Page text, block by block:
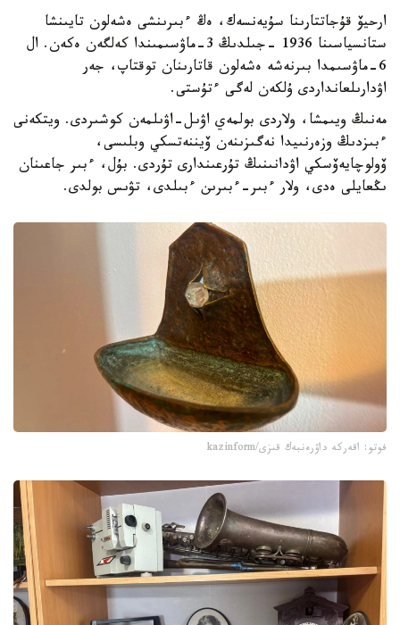
ارحيۆ قۇجاتتارىنا سۇيەنسەك، ەڭ ءبىرىنشى ەشەلون تايىنشا
ستانسياسىنا 1936 -جىلدىڭ 3-ماۋسىمىندا كەلگەن ەكەن. ال
6-ماۋسىمدا بىرنەشە ەشەلون قاتارىنان توقتاپ، جەر
اۋدارىلعانداردى ۇلكەن لەگى ءتۇستى.
مەنىڭ ويىمشا، ولاردى بولمەي اۋىل-اۋىلمەن كوشىردى. ويتكەنى
ءبىزدىڭ وزەرنىيدا نەگىزىنەن ۆيننەتسكي وبلىسى،
ۆولوچايەۆسكي اۋدانىنىڭ تۇرعىندارى تۇردى. بۇل، ءبىر جاعىنان
ىڭعايلى ەدى، ولار ءبىر-ءبىرىن ءبىلدى، تۋىس بولدى.
فوتو: اقەركە داۋرەنبەك قىزى/kazinform